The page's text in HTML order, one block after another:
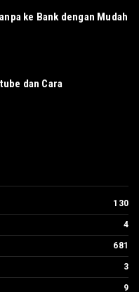
ke Bank dengan Mudah
dan Cara
130
4
681
3
9